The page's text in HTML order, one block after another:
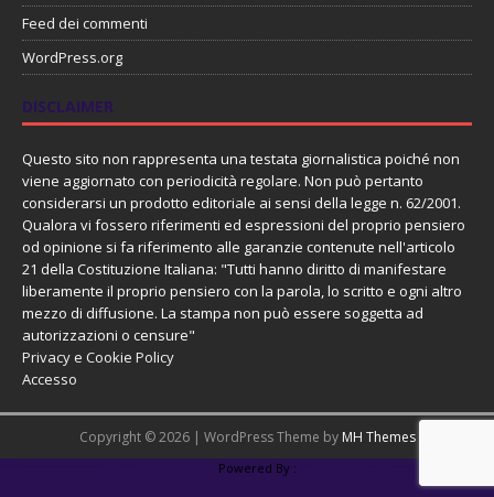
Feed dei commenti
WordPress.org
DISCLAIMER
Questo sito non rappresenta una testata giornalistica poiché non
viene aggiornato con periodicità regolare. Non può pertanto
considerarsi un prodotto editoriale ai sensi della legge n. 62/2001.
Qualora vi fossero riferimenti ed espressioni del proprio pensiero
od opinione si fa riferimento alle garanzie contenute nell'articolo
21 della Costituzione Italiana: "Tutti hanno diritto di manifestare
liberamente il proprio pensiero con la parola, lo scritto e ogni altro
mezzo di diffusione. La stampa non può essere soggetta ad
autorizzazioni o censure"
Privacy e Cookie Policy
Accesso
Copyright © 2026 | WordPress Theme by MH Themes
Powered By :